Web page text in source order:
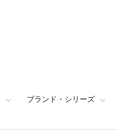
ブランド・シリーズ